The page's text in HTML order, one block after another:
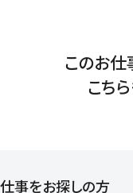
このお
こち
仕事をお探しの方